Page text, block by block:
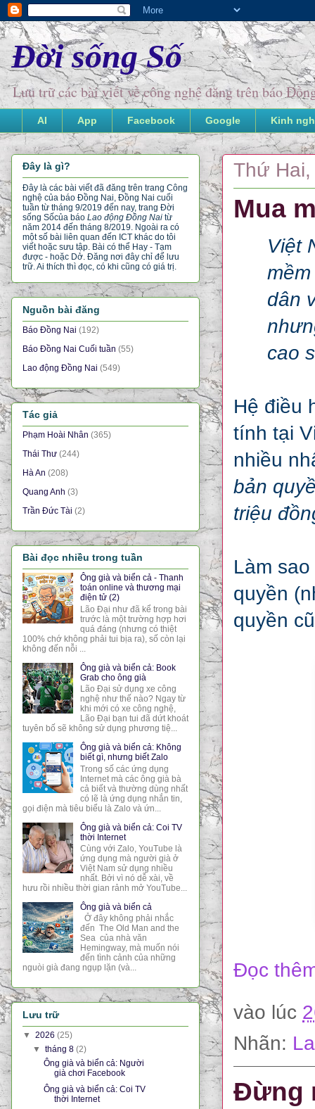
Đời sống Số
Lưu trữ các bài viết về công nghệ đăng trên báo
AI App Facebook Google Kinh
Thứ
Mua
Việt
dân
cao
Hệ điều
tính tại
nhiều
bản
triệu
Làm
quyền
quyền
Đọc
vào lúc
Nhãn:
Đừng
Đây là gì?
Đây là các bài viết đã đăng trên trang Công
nghệ của báo Đồng Nai, Đồng Nai cuối
tuần từ tháng 9/2019 đến nay, trang Đời
sống Sốcủa báo Lao động Đồng Nai từ
năm 2014 đến tháng 8/2019. Ngoài ra có
một số bài liên quan đến ICT khác do tôi
viết hoặc sưu tập. Bài có thể Hay - Tạm
được - hoặc Dở. Đăng nơi đây chỉ để lưu
trữ. Ai thích thì đọc, có khi cũng có giá trị.
Nguồn bài đăng
Báo Đồng Nai (192)
Báo Đồng Nai Cuối tuần (55)
Lao động Đồng Nai (549)
Tác giả
Phạm Hoài Nhân (365)
Thái Thư (244)
Hà An (208)
Quang Anh (3)
Trần Đức Tài (2)
Bài đọc nhiều trong tuần
Ông già và biển cả - Thanh
toán online và thương mại
điện tử (2)
Lão Đại như đã kể trong bài
trước là một trường hợp hơi
quá đáng (nhưng có thiệt
100% chớ không phải tui bịa ra), số còn lại
không đến nỗi ...
Ông già và biển cả: Book
Grab cho ông già
Lão Đại sử dụng xe công
nghệ như thế nào? Ngay từ
khi mới có xe công nghệ,
Lão Đại bạn tui đã dứt khoát
tuyên bố sẽ không sử dụng phương tiệ...
Ông già và biển cả: Không
biết gì, nhưng biết Zalo
Trong số các ứng dụng
Internet mà các ông già bà
cả biết và thường dùng nhất
có lẽ là ứng dụng nhắn tin,
gọi điện mà tiêu biểu là Zalo và ứn...
Ông già và biển cả: Coi TV
thời Internet
Cùng với Zalo, YouTube là
ứng dụng mà người già ở
Việt Nam sử dụng nhiều
nhất. Bởi vì nó dễ xài, về
hưu rồi nhiều thời gian rảnh mở YouTube...
Ông già và biển cả
Ở đây không phải nhắc
đến The Old Man and the
Sea của nhà văn
Hemingway, mà muốn nói
đến tình cảnh của những
nguòi già đang ngụp lặn (và...
Lưu trữ
▼ 2026 (25)
▼tháng 8(2)
Ông già và biển cả: Người
già chơi Facebook
Ông già và biển cả: Coi TV
thời Internet